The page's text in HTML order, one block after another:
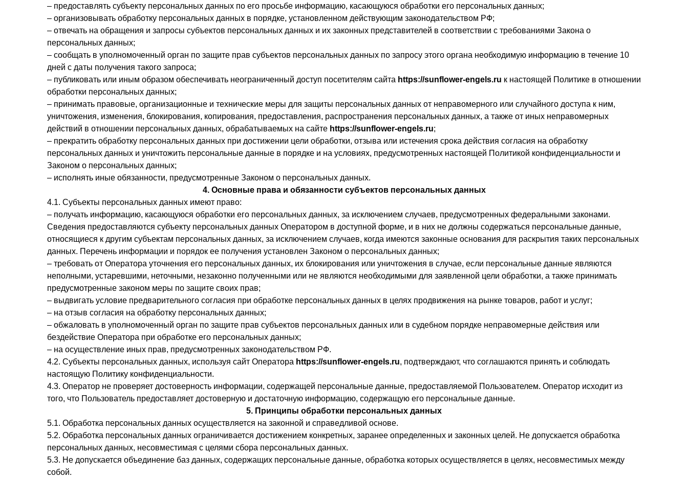
– предоставлять субъекту персональных данных по его просьбе информацию, касающуюся обработки его персональных данных;
– организовывать обработку персональных данных в порядке, установленном действующим законодательством РФ;
– отвечать на обращения и запросы субъектов персональных данных и их законных представителей в соответствии с требованиями Закона о
персональных данных;
– сообщать в уполномоченный орган по защите прав субъектов персональных данных по запросу этого органа необходимую информацию в течение 10
дней с даты получения такого запроса;
– публиковать или иным образом обеспечивать неограниченный доступ посетителям сайта https://sunflower-engels.ru к настоящей Политике в отношении
обработки персональных данных;
– принимать правовые, организационные и технические меры для защиты персональных данных от неправомерного или случайного доступа к ним,
уничтожения, изменения, блокирования, копирования, предоставления, распространения персональных данных, а также от иных неправомерных
действий в отношении персональных данных, обрабатываемых на сайте https://sunflower-engels.ru;
– прекратить обработку персональных данных при достижении цели обработки, отзыва или истечения срока действия согласия на обработку
персональных данных и уничтожить персональные данные в порядке и на условиях, предусмотренных настоящей Политикой конфиденциальности и
Законом о персональных данных;
– исполнять иные обязанности, предусмотренные Законом о персональных данных.
4. Основные права и обязанности субъектов персональных данных
4.1. Субъекты персональных данных имеют право:
– получать информацию, касающуюся обработки его персональных данных, за исключением случаев, предусмотренных федеральными законами.
Сведения предоставляются субъекту персональных данных Оператором в доступной форме, и в них не должны содержаться персональные данные,
относящиеся к другим субъектам персональных данных, за исключением случаев, когда имеются законные основания для раскрытия таких персональных
данных. Перечень информации и порядок ее получения установлен Законом о персональных данных;
– требовать от Оператора уточнения его персональных данных, их блокирования или уничтожения в случае, если персональные данные являются
неполными, устаревшими, неточными, незаконно полученными или не являются необходимыми для заявленной цели обработки, а также принимать
предусмотренные законом меры по защите своих прав;
– выдвигать условие предварительного согласия при обработке персональных данных в целях продвижения на рынке товаров, работ и услуг;
– на отзыв согласия на обработку персональных данных;
– обжаловать в уполномоченный орган по защите прав субъектов персональных данных или в судебном порядке неправомерные действия или
бездействие Оператора при обработке его персональных данных;
– на осуществление иных прав, предусмотренных законодательством РФ.
4.2. Субъекты персональных данных, используя сайт Оператора https://sunflower-engels.ru, подтверждают, что соглашаются принять и соблюдать
настоящую Политику конфиденциальности.
4.3. Оператор не проверяет достоверность информации, содержащей персональные данные, предоставляемой Пользователем. Оператор исходит из
того, что Пользователь предоставляет достоверную и достаточную информацию, содержащую его персональные данные.
5. Принципы обработки персональных данных
5.1. Обработка персональных данных осуществляется на законной и справедливой основе.
5.2. Обработка персональных данных ограничивается достижением конкретных, заранее определенных и законных целей. Не допускается обработка
персональных данных, несовместимая с целями сбора персональных данных.
5.3. Не допускается объединение баз данных, содержащих персональные данные, обработка которых осуществляется в целях, несовместимых между
собой.